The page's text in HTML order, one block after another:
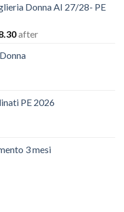
Donna AI 27/28- PE
Il
attuale
after
PE 2026
3 mesi